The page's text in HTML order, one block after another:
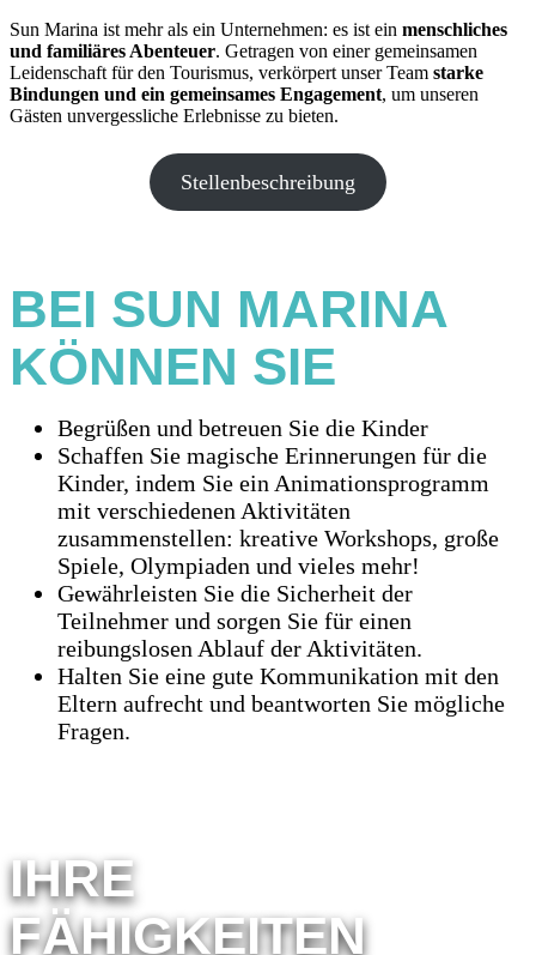
Sun Marina ist mehr als ein Unternehmen: es ist ein menschliches
und familiäres Abenteuer. Getragen von einer gemeinsamen
Leidenschaft für den Tourismus, verkörpert unser Team starke
Bindungen und ein gemeinsames Engagement, um unseren
Gästen unvergessliche Erlebnisse zu bieten.
Stellenbeschreibung
BEI SUN MARINA
KÖNNEN SIE
Begrüßen und betreuen Sie die Kinder
Schaffen Sie magische Erinnerungen für die
Kinder, indem Sie ein Animationsprogramm
mit verschiedenen Aktivitäten
zusammenstellen: kreative Workshops, große
Spiele, Olympiaden und vieles mehr!
Gewährleisten Sie die Sicherheit der
Teilnehmer und sorgen Sie für einen
reibungslosen Ablauf der Aktivitäten.
Halten Sie eine gute Kommunikation mit den
Eltern aufrecht und beantworten Sie mögliche
Fragen.
IHRE
FÄHIGKEITEN